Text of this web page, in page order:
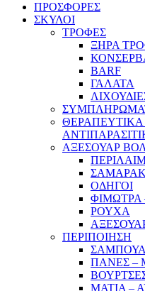
ΠΡΟΣΦΟΡΕΣ
ΣΚΥΛΟΙ
ΤΡΟΦΕΣ
ΞΗΡΑ
BARF
ΓΑΛΑΤΑ
ΑΞΕΣΟΥΑΡ
ΟΔΗΓΟΙ
ΦΙΜΩΤΡΑ
ΡΟΥΧΑ
ΠΕΡΙΠΟΙΗΣΗ
ΠΑΝΕΣ –
ΜΑΤΙΑ –